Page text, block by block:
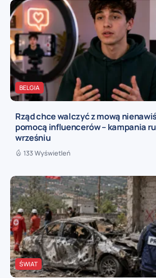
BELGIA
Rząd chce walczyć z mową
pomocą influencerów – kampania
wrześniu
133 Wyświetleń
ŚWIAT